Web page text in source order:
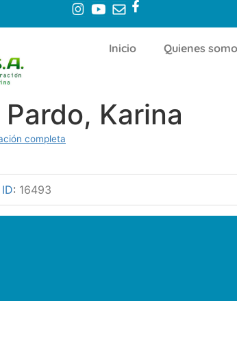
Inicio Quienes
Pardo, Karina
completa
: 16493